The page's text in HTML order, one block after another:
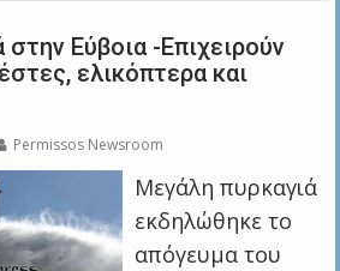
Εύβοια -Επιχειρούν
ελικόπτερα και
Permissos Newsroom
Μεγάλη πυρκαγιά
εκδηλώθηκε το
απόγευμα του